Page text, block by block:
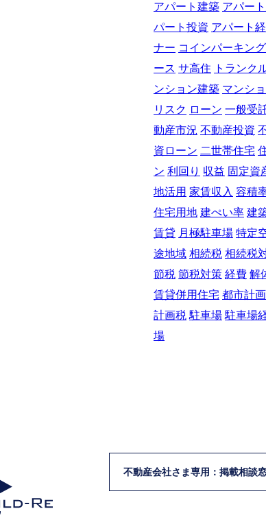
アパート建築 アパー
パート投資 アパート
ナー コインパーキング
ース サ高住 トランク
ンション建築 マンシ
リスク ローン 一般受
動産市況 不動産投資
資ローン 二世帯住宅
ン 利回り 収益 固定資
地活用 家賃収入 容積
住宅用地 建ぺい率 建
賃貸 月極駐車場 特定
途地域 相続税 相続税
節税 節税対策 経費 解
賃貸併用住宅 都市計
計画税 駐車場 駐車場
場
不動産会社さま専用：掲載相談